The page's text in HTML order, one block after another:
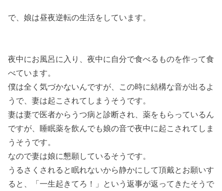
で、娘は昼夜逆転の生活をしています。
夜中にお風呂に入り、夜中に自分で食べるものを作って食
べています。
僕は全く気づかないんですが、この時に結構な音が出るよ
うで、妻は起こされてしまうそうです。
妻は妻で医者からうつ病と診断され、薬をもらっているん
ですが、睡眠薬を飲んでも娘の音で夜中に起こされてしま
うそうです。
なので妻は娘に懇願しているそうです。
うるさくされると眠れないから静かにして頂戴とお願いす
ると、「一生起きてろ！」という返事が返ってきたそうで